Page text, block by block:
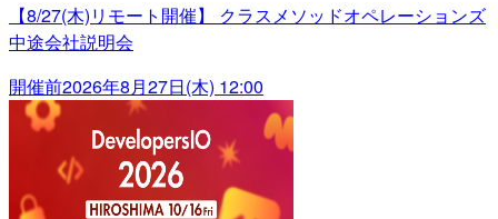
【8/27(木)リモート開催】 クラスメソッドオペレーションズ
中途会社説明会
開催前2026年8月27日(木) 12:00